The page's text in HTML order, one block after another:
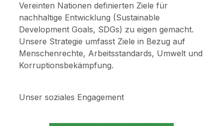
Vereinten Nationen definierten Ziele für
nachhaltige Entwicklung (Sustainable
Development Goals, SDGs) zu eigen gemacht.
Unsere Strategie umfasst Ziele in Bezug auf
Menschenrechte, Arbeitsstandards, Umwelt und
Korruptionsbekämpfung.
Unser soziales Engagement